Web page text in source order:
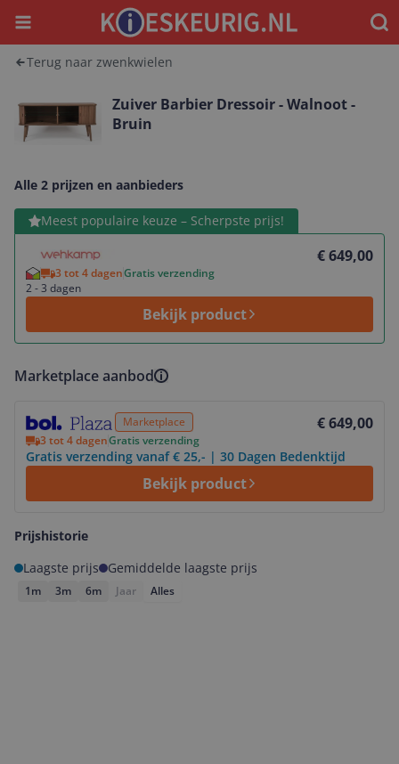
Menu
Terug naar zwenkwielen
Zuiver Barbier Dressoir - Walnoot -
Bruin
Alle 2 prijzen en aanbieders
Meest populaire keuze – Scherpste prijs!
€ 649,00
3 tot 4 dagenGratis verzending
2 - 3 dagen
Bekijk product
Bekijk product
Marketplace aanbod
Marketplace € 649,00
3 tot 4 dagenGratis verzending
Gratis verzending vanaf € 25,- | 30 Dagen Bedenktijd
Bekijk product
Prijshistorie
Laagste prijs
Gemiddelde laagste prijs
1m 3m 6m Jaar Alles